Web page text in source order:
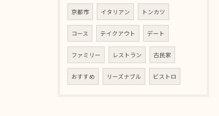
京都市 イタリアン トンカツ
コース テイクアウト デート
ファミリー レストラン 古民家
おすすめ リーズナブル ビストロ